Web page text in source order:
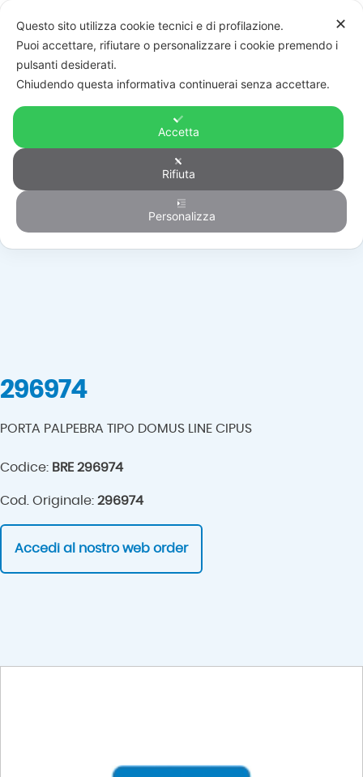
Generico
296974
PORTA PALPEBRA TIPO DOMUS LINE CIPUS
Codice: BRE 296974
Cod. Originale: 296974
Accedi al nostro web order
✕
Questo sito utilizza cookie tecnici e di profilazione.
Puoi accettare, rifiutare o personalizzare i cookie premendo i
pulsanti desiderati.
Chiudendo questa informativa continuerai senza accettare.
Accetta
Rifiuta
Personalizza